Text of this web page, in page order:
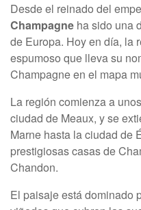
Desde el reinado del
Champagne ha sido una
de Europa. Hoy en día, la
espumoso que lleva su
Champagne en el mapa
La región comienza a
ciudad de Meaux, y se
Marne hasta la ciudad de
prestigiosas casas de
Chandon.
El paisaje está dominado